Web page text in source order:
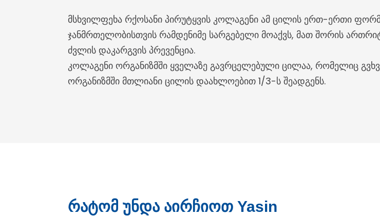
მსხვილფეხა რქოსანი პირუტყვის კოლაგენი ამ ცილის ერთ-ერთი
ჯანმრთელობისთვის რამდენიმე სარგებელი მოაქვს, მათ შორის
ძვლის დაკარგვის პრევენცია.
კოლაგენი ორგანიზმში ყველაზე გავრცელებული ცილაა, რომელიც
ორგანიზმში მთლიანი ცილის დაახლოებით 1/3-ს შეადგენს.
რატომ უნდა აირჩიოთ Yasin